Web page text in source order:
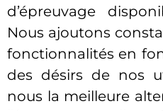
d’épreuvage
Nous ajoutons
fonctionnalités en
des désirs de nos
nous la meilleure